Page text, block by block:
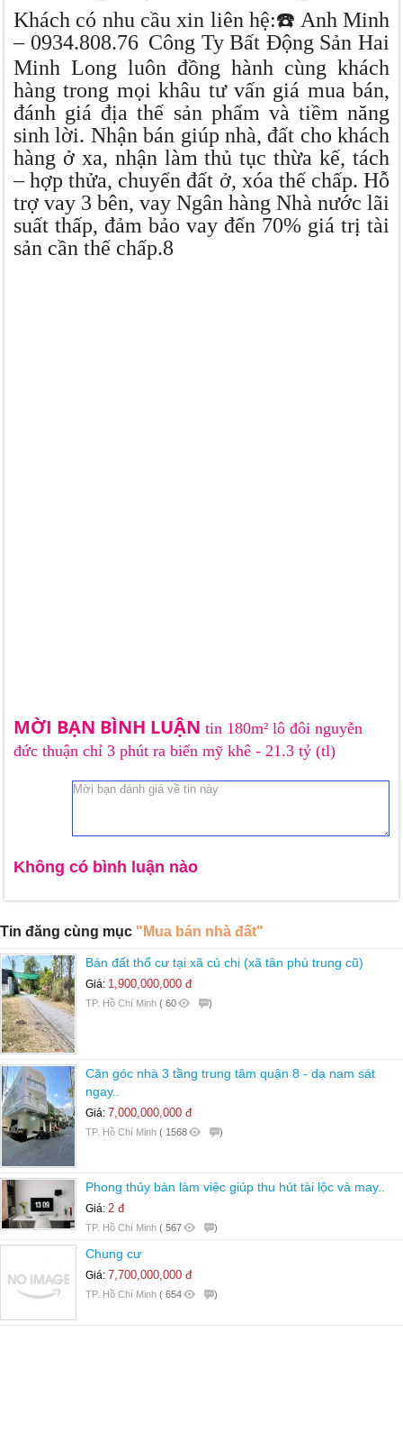
Khách có nhu cầu xin liên hệ:☎ ️ Anh Minh
– 0934.808.76 Công Ty Bất Động Sản Hai
Minh Long luôn đồng hành cùng khách
hàng trong mọi khâu tư vấn giá mua bán,
đánh giá địa thế sản phẩm và tiềm năng
sinh lời. Nhận bán giúp nhà, đất cho khách
hàng ở xa, nhận làm thủ tục thừa kế, tách
– hợp thửa, chuyển đất ở, xóa thế chấp. Hỗ
trợ vay 3 bên, vay Ngân hàng Nhà nước lãi
suất thấp, đảm bảo vay đến 70% giá trị tài
sản cần thế chấp.8
MỜI BẠN BÌNH LUẬN tin 180m² lô đôi nguyễn
đức thuận chỉ 3 phút ra biển mỹ khê - 21.3 tỷ (tl)
Không có bình luận nào
Tin đăng cùng mục "Mua bán nhà đất"
Bán đất thổ cư tại xã củ chi (xã tân phú trung cũ)
Giá: 1,900,000,000 đ
TP. Hồ Chí Minh ( 60 )
Căn góc nhà 3 tầng trung tâm quận 8 - dạ nam sát
ngay..
Giá: 7,000,000,000 đ
TP. Hồ Chí Minh ( 1568 )
Phong thủy bàn làm việc giúp thu hút tài lộc và may..
Giá: 2 đ
TP. Hồ Chí Minh ( 567 )
Chung cư
Giá: 7,700,000,000 đ
TP. Hồ Chí Minh ( 654 )